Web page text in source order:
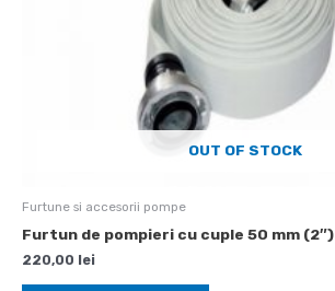
OUT OF STOCK
Furtune si accesorii pompe
Furtun de pompieri cu cuple 50 mm (2″)
220,00 lei